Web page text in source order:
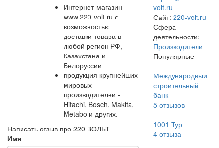
Интернет-магазин
www.220-volt.ru с
возможностью
доставки товара в
любой регион РФ,
Казахстана и
Белоруссии
продукция крупнейших
мировых
производителей -
Hitachi, Bosch, Makita,
Metabo и других.
Написать отзыв про 220 ВОЛЬТ
Имя
volt.ru
Сайт: 220-volt.ru
Сфера
деятельности:
Производители
Популярные
Международный
строительный
банк
5отзывов
1001 Тур
4отзыва